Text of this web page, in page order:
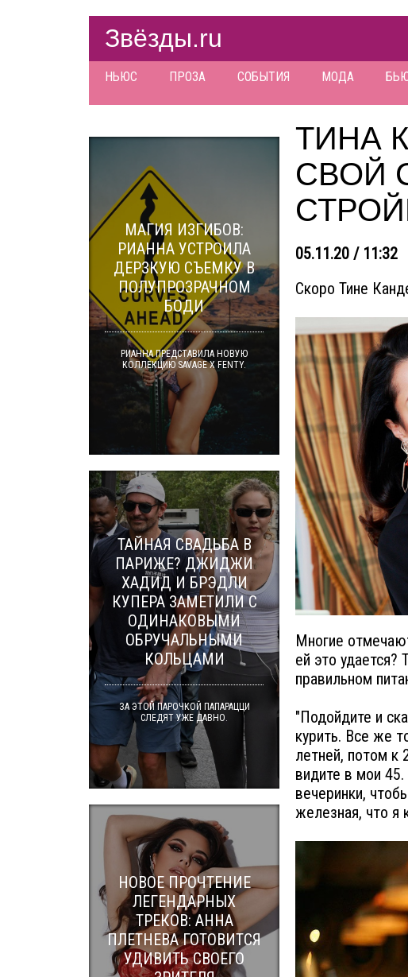
Звёзды.ru
НЬЮС ПРОЗА СОБЫТИЯ МОДА
ТИНА
СВОЙ
05.11.20 / 11:32
Скоро Тине
Многие
ей это удается?
правильном
"Подойдите и
курить. Все же
летней, потом к
видите в мои
вечеринки,
железная, что я
МАГИЯ ИЗГИБОВ:
РИАННА УСТРОИЛА
ДЕРЗКУЮ СЪЕМКУ В
ПОЛУПРОЗРАЧНОМ
БОДИ
РИАННА ПРЕДСТАВИЛА НОВУЮ
КОЛЛЕКЦИЮ SAVAGE X FENTY.
ТАЙНАЯ СВАДЬБА В
ПАРИЖЕ? ДЖИДЖИ
ХАДИД И БРЭДЛИ
КУПЕРА ЗАМЕТИЛИ С
ОДИНАКОВЫМИ
ОБРУЧАЛЬНЫМИ
КОЛЬЦАМИ
ЗА ЭТОЙ ПАРОЧКОЙ ПАПАРАЦЦИ
СЛЕДЯТ УЖЕ ДАВНО.
НОВОЕ ПРОЧТЕНИЕ
ЛЕГЕНДАРНЫХ
ТРЕКОВ: АННА
ПЛЕТНЕВА ГОТОВИТСЯ
УДИВИТЬ СВОЕГО